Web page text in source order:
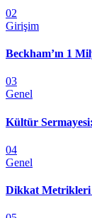
02
Girişim
Beckham’ın 1
03
Genel
Kültür
04
Genel
Dikkat Metrikleri